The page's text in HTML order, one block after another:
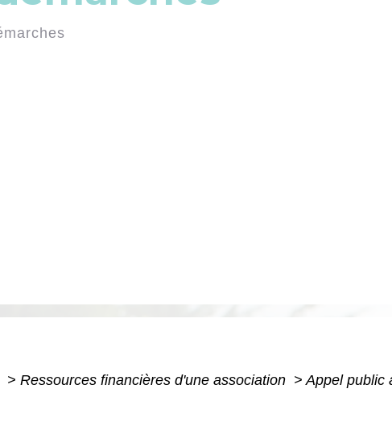
> Ressources financières d'une association > Appel public